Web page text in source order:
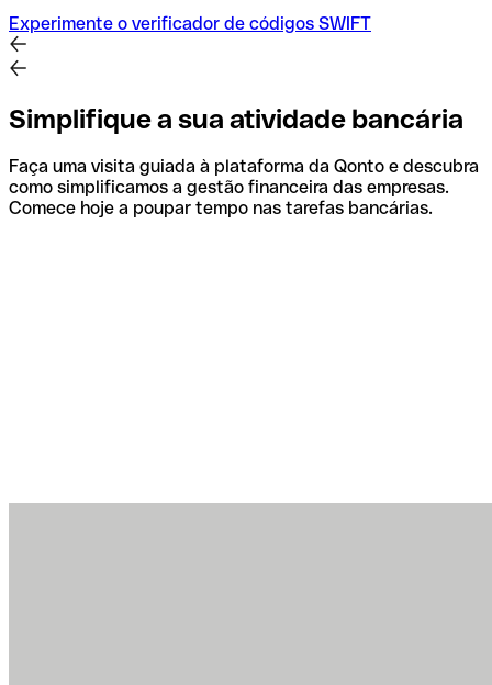
Experimente o verificador de códigos SWIFT
Simplifique a sua atividade bancária
Faça uma visita guiada à plataforma da Qonto e descubra
como simplificamos a gestão financeira das empresas.
Comece hoje a poupar tempo nas tarefas bancárias.